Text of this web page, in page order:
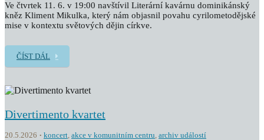
Ve čtvrtek 11. 6. v 19:00 navštívil Literární kavárnu dominikánský
kněz Kliment Mikulka, který nám objasnil povahu cyrilometodějské
mise v kontextu světových dějin církve.
ČÍST DÁL
Divertimento kvartet
20.5.2026 koncert, akce v komunitním centru, archiv událostí